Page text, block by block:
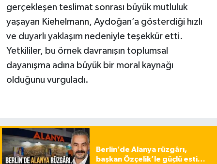
gerçekleşen teslimat sonrası büyük mutluluk
yaşayan Kiehelmann, Aydoğan’a gösterdiği hızlı
ve duyarlı yaklaşım nedeniyle teşekkür etti.
Yetkililer, bu örnek davranışın toplumsal
dayanışma adına büyük bir moral kaynağı
olduğunu vurguladı.
Berlin’de Alanya rüzgârı,
başkan Özçelik’le güçlü esti…